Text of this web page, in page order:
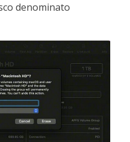
denominato